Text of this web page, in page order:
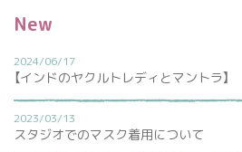
New
2024/06/17
【インドのヤクルトレディとマントラ】
2023/03/13
スタジオでのマスク着用について